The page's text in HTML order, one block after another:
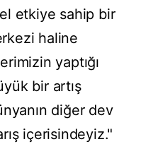
etkiye sahip bir
haline
yaptığı
bir artış
diğer dev
içerisindeyiz."